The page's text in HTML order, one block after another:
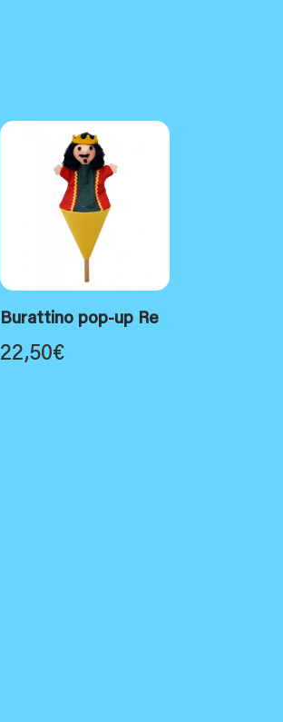
Burattino pop-up Re
22,50€